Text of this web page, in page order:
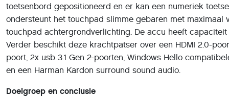
toetsenbord gepositioneerd en er kan een numeriek
ondersteunt het touchpad slimme gebaren met
touchpad achtergrondverlichting. De accu heeft capaciteit
Verder beschikt deze krachtpatser over een HDMI 2.0-
poort, 2x usb 3.1 Gen 2-poorten, Windows Hello
en een Harman Kardon surround sound audio.
Doelgroep en conclusie